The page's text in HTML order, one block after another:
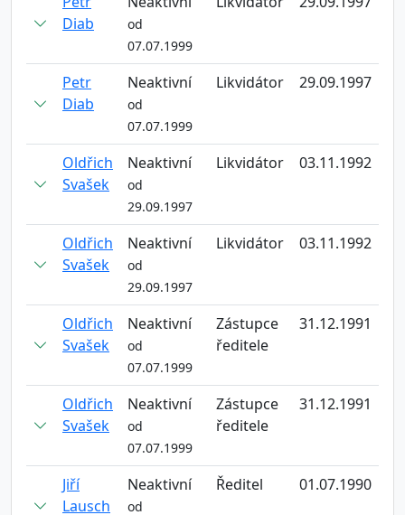
Diab
od
07.07.1999
Petr
Diab
Neaktivní
od
07.07.1999
Likvidátor 29.09.1997
Oldřich
Svašek
Neaktivní
od
29.09.1997
Likvidátor 03.11.1992
Oldřich
Svašek
Neaktivní
od
29.09.1997
Likvidátor 03.11.1992
Oldřich
Svašek
Neaktivní
od
07.07.1999
Zástupce
ředitele
31.12.1991
Oldřich
Svašek
Neaktivní
od
07.07.1999
Zástupce
ředitele
31.12.1991
Jiří
Lausch
Neaktivní
od
Ředitel 01.07.1990